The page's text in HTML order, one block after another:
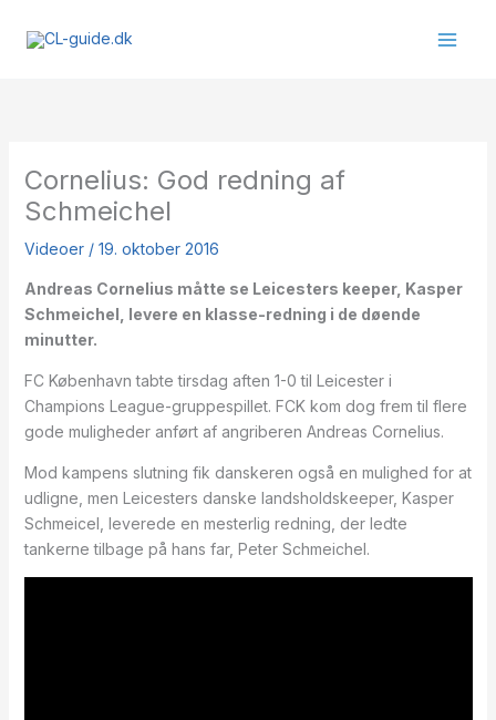
Cornelius: God redning af
Schmeichel
Videoer/ 19. oktober 2016
Andreas Cornelius måtte se Leicesters keeper, Kasper
Schmeichel, levere en klasse-redning i de døende
minutter.
FC København tabte tirsdag aften 1-0 til Leicester i
Champions League-gruppespillet. FCK kom dog frem til flere
gode muligheder anført af angriberen Andreas Cornelius.
Mod kampens slutning fik danskeren også en mulighed for at
udligne, men Leicesters danske landsholdskeeper, Kasper
Schmeicel, leverede en mesterlig redning, der ledte
tankerne tilbage på hans far, Peter Schmeichel.